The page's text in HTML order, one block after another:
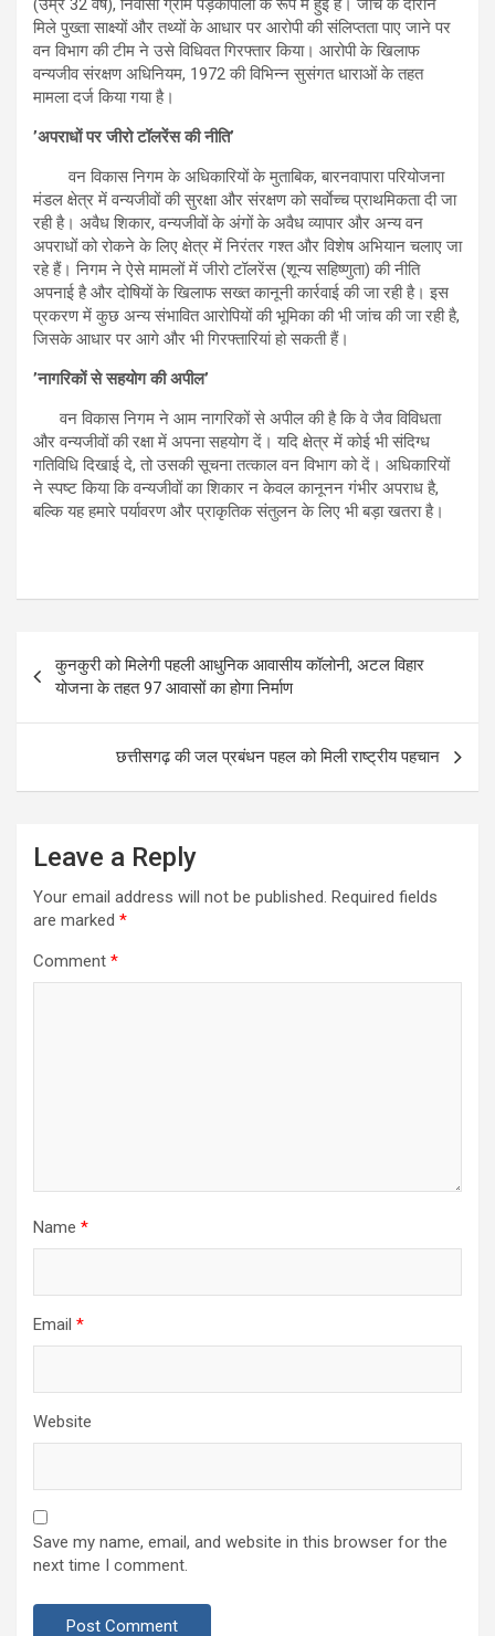
(उम्र 32 वर्ष), निवासी ग्राम पड़कीपाली के रूप में हुई है। जांच के दौरान
मिले पुख्ता साक्ष्यों और तथ्यों के आधार पर आरोपी की संलिप्तता पाए जाने पर
वन विभाग की टीम ने उसे विधिवत गिरफ्तार किया। आरोपी के खिलाफ
वन्यजीव संरक्षण अधिनियम, 1972 की विभिन्न सुसंगत धाराओं के तहत
मामला दर्ज किया गया है।
’अपराधों पर जीरो टॉलरेंस की नीति’
वन विकास निगम के अधिकारियों के मुताबिक, बारनवापारा परियोजना
मंडल क्षेत्र में वन्यजीवों की सुरक्षा और संरक्षण को सर्वाेच्च प्राथमिकता दी जा
रही है। अवैध शिकार, वन्यजीवों के अंगों के अवैध व्यापार और अन्य वन
अपराधों को रोकने के लिए क्षेत्र में निरंतर गश्त और विशेष अभियान चलाए जा
रहे हैं। निगम ने ऐसे मामलों में जीरो टॉलरेंस (शून्य सहिष्णुता) की नीति
अपनाई है और दोषियों के खिलाफ सख्त कानूनी कार्रवाई की जा रही है। इस
प्रकरण में कुछ अन्य संभावित आरोपियों की भूमिका की भी जांच की जा रही है,
जिसके आधार पर आगे और भी गिरफ्तारियां हो सकती हैं।
’नागरिकों से सहयोग की अपील’
वन विकास निगम ने आम नागरिकों से अपील की है कि वे जैव विविधता
और वन्यजीवों की रक्षा में अपना सहयोग दें। यदि क्षेत्र में कोई भी संदिग्ध
गतिविधि दिखाई दे, तो उसकी सूचना तत्काल वन विभाग को दें। अधिकारियों
ने स्पष्ट किया कि वन्यजीवों का शिकार न केवल कानूनन गंभीर अपराध है,
बल्कि यह हमारे पर्यावरण और प्राकृतिक संतुलन के लिए भी बड़ा खतरा है।
navigation
कुनकुरी को मिलेगी पहली आधुनिक आवासीय कॉलोनी, अटल विहार
योजना के तहत 97 आवासों का होगा निर्माण
छत्तीसगढ़ की जल प्रबंधन पहल को मिली राष्ट्रीय पहचान
Leave a Reply
Your email address will not be published. Required fields
are marked *
Comment *
Name *
Email *
Website
Save my name, email, and website in this browser for the
next time I comment.